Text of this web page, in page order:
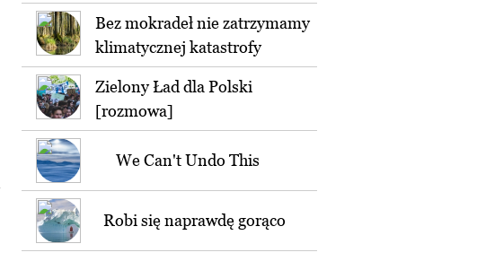
Bez mokradeł nie zatrzymamy
klimatycznej katastrofy
Zielony Ład dla Polski
[rozmowa]
We Can't Undo This
Robi się naprawdę gorąco